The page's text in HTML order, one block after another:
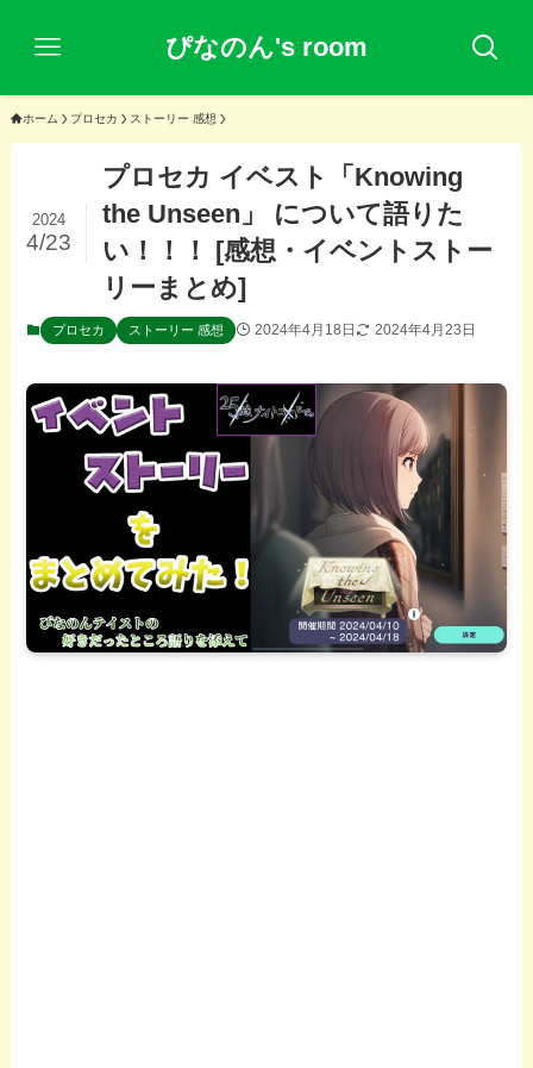
ぴなのん's room
ホーム プロセカ ストーリー 感想
プロセカ イベスト「Knowing
the Unseen」 について語りた
い！！！ [感想・イベントストー
リーまとめ]
2024
4/23
プロセカ ストーリー 感想 2024年4月18日 2024年4月23日